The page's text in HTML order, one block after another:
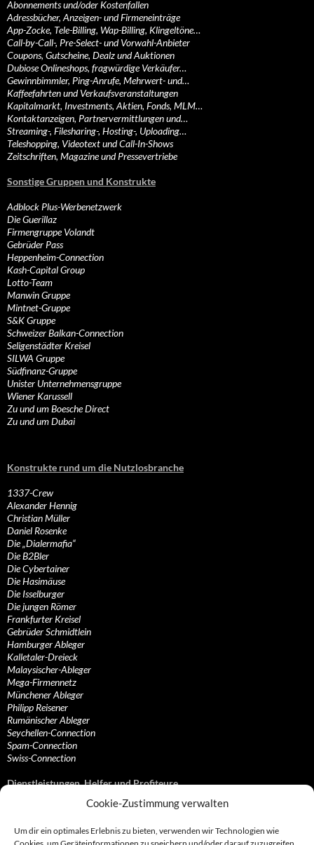
Cookie-Zustimmung verwalten
Um dir ein optimales Erlebnis zu bieten, verwenden wir Technologien wie
Abonnements und/oder Kostenfallen
Adressbücher, Anzeigen- und Firmeneinträge
App-Zocke, Tele-Billing, Wap-Billing, Klingeltöne…
Call-by-Call-, Pre-Select- und Vorwahl-Anbieter
Coupons, Gutscheine, Dealz und Auktionen
Dubiose Onlineshops, fragwürdige Verkäufer…
Gewinnbimmler, Ping-Anrufe, Mehrwert- und…
Kaffeefahrten und Verkaufsveranstaltungen
Kapitalmarkt, Investments, Aktien, Fonds, MLM…
Kontaktanzeigen, Partnervermittlungen und…
Streaming-, Filesharing-, Hosting-, Uploading…
Teleshopping, Videotext und Call-In-Shows
Zeitschriften, Magazine und Pressevertriebe
Sonstige Gruppen und Konstrukte
Adblock Plus-Werbenetzwerk
Die Guerillaz
Firmengruppe Volandt
Gebrüder Pass
Heppenheim-Connection
Kash-Capital Group
Lotto-Team
Manwin Gruppe
Mintnet-Gruppe
S&K Gruppe
Schweizer Balkan-Connection
Seligenstädter Kreisel
SILWA Gruppe
Südfinanz-Gruppe
Unister Unternehmensgruppe
Wiener Karussell
Zu und um Boesche Direct
Zu und um Dubai
Konstrukte rund um die Nutzlosbranche
1337-Crew
Alexander Hennig
Christian Müller
Daniel Rosenke
Die „Dialermafia“
Die B2Bler
Die Cybertainer
Die Hasimäuse
Die Isselburger
Die jungen Römer
Frankfurter Kreisel
Gebrüder Schmidtlein
Hamburger Ableger
Kalletaler-Dreieck
Malaysischer-Ableger
Mega-Firmennetz
Münchener Ableger
Philipp Reisener
Rumänischer Ableger
Seychellen-Connection
Spam-Connection
Swiss-Connection
Dienstleistungen, Helfer und Profiteure
Anonymisierungsdienste, VPN- und Web-Proxy…
Bezahlsysteme, Finanzdienstleister und…